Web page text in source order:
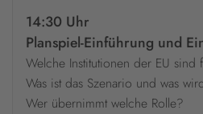
14:30 Uhr
Planspiel-Einführung und
Welche Institutionen der EU sind
Was ist das Szenario und was
Wer übernimmt welche Rolle?